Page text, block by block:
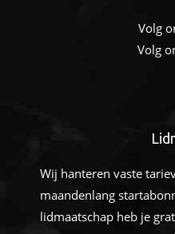
Volg
Volg
Wij hanteren vaste
maandenlang
lidmaatschap heb je